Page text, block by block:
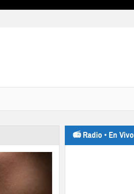
📻 Radio • En Vivo